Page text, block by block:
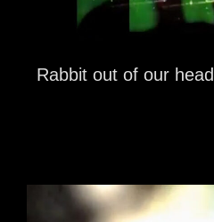
Rabbit out of our head